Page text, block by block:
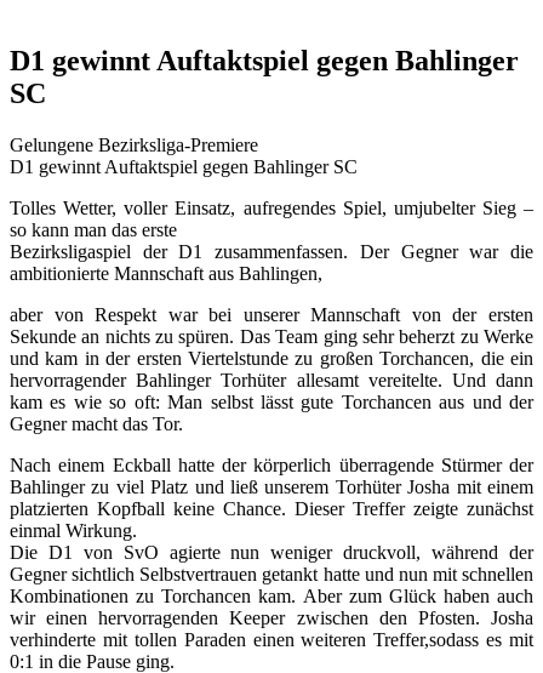
D1 gewinnt Auftaktspiel gegen Bahlinger
SC
Gelungene Bezirksliga-Premiere
D1 gewinnt Auftaktspiel gegen Bahlinger SC
Tolles Wetter, voller Einsatz, aufregendes Spiel, umjubelter Sieg –
so kann man das erste
Bezirksligaspiel der D1 zusammenfassen. Der Gegner war die
ambitionierte Mannschaft aus Bahlingen,
aber von Respekt war bei unserer Mannschaft von der ersten
Sekunde an nichts zu spüren. Das Team ging sehr beherzt zu Werke
und kam in der ersten Viertelstunde zu großen Torchancen, die ein
hervorragender Bahlinger Torhüter allesamt vereitelte. Und dann
kam es wie so oft: Man selbst lässt gute Torchancen aus und der
Gegner macht das Tor.
Nach einem Eckball hatte der körperlich überragende Stürmer der
Bahlinger zu viel Platz und ließ unserem Torhüter Josha mit einem
platzierten Kopfball keine Chance. Dieser Treffer zeigte zunächst
einmal Wirkung.
Die D1 von SvO agierte nun weniger druckvoll, während der
Gegner sichtlich Selbstvertrauen getankt hatte und nun mit schnellen
Kombinationen zu Torchancen kam. Aber zum Glück haben auch
wir einen hervorragenden Keeper zwischen den Pfosten. Josha
verhinderte mit tollen Paraden einen weiteren Treffer,sodass es mit
0:1 in die Pause ging.